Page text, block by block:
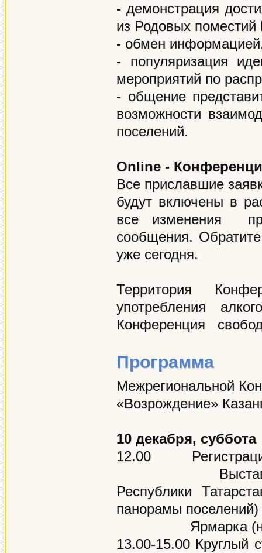
- демонстрация
из Родовых поместий
- обмен
- популяризация
мероприятий по
- общение
возможности
поселений.
Online -
Все приславшие
будут включены в
все изменения
сообщения.
уже сегодня.
Территория
употребления
Конференция
Программа
Межрегиональной
«Возрождение»
10 декабря, суббота
12.00 Регистрация
Выставка-
Республики
панорамы поселений)
Ярмарка
13.00-15.00 Круглый